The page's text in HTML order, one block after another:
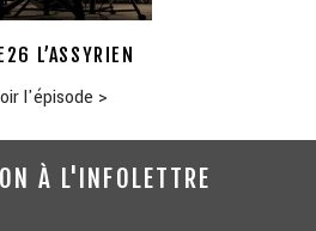
L’ASSYRIEN
l'épisode >
À L'INFOLETTRE